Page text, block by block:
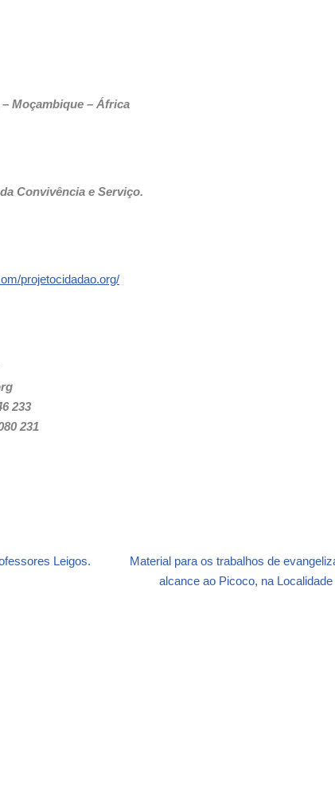
Moçambique – África
Convivência e Serviço.
projetocidadao.org/
233
231
Leigos.
Material para os trabalhos de
alcance ao Picoco, na